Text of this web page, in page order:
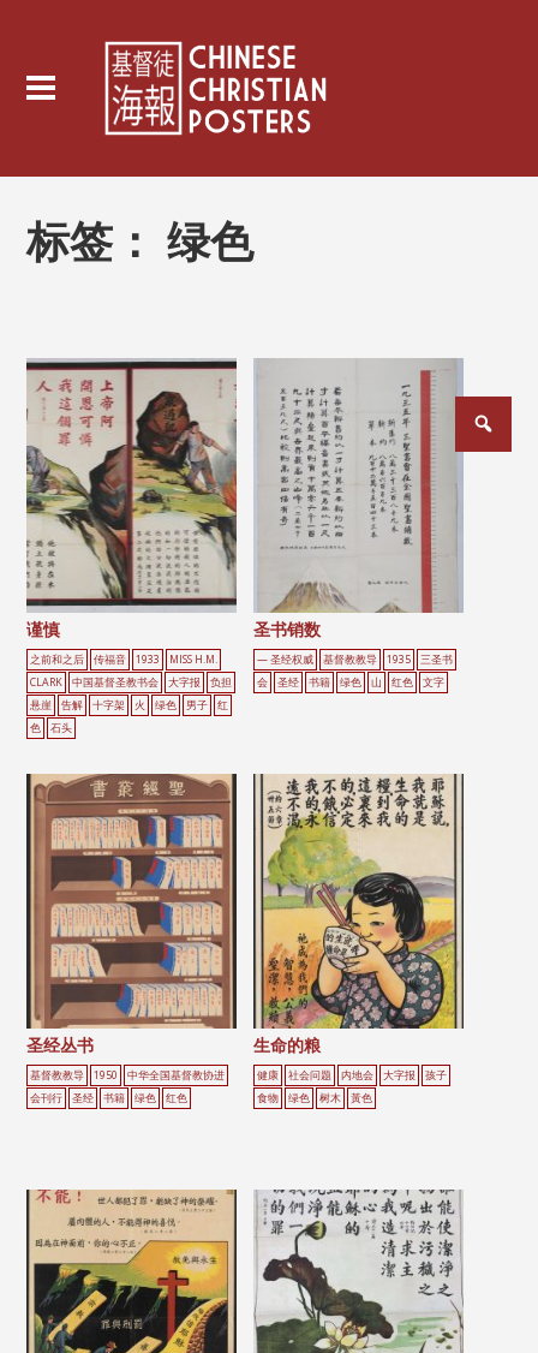
标签：绿色
谨慎
之前和之后 传福音 1933
MISS H.M.
CLARK
中国基督圣教书会 大字报
负担
悬崖
告解 十字架 火 绿色 男子
红
色
石头
圣书销数
— 圣经权威 基督教教导 1935
三圣书
会
圣经 书籍 绿色 山 红色 文字
圣经丛书
基督教教导 1950
中华全国基督教协进
会刊行
圣经 书籍 绿色 红色
生命的粮
健康 社会问题 内地会 大字报
孩子
食物
绿色 树木 黃色
文
章
分
页